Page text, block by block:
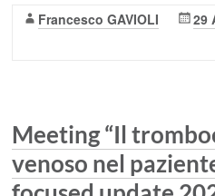
Francesco GAVIOLI 29
Meeting “Il
venoso nel